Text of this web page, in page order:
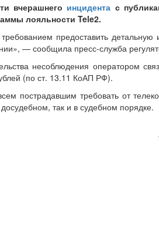
вчерашнего инцидента с
лояльности Tele2.
предоставить
— сообщила пресс-служба
несоблюдения оператором
(по ст. 13.11 КоАП РФ).
пострадавшим требовать от
так и в судебном порядке.